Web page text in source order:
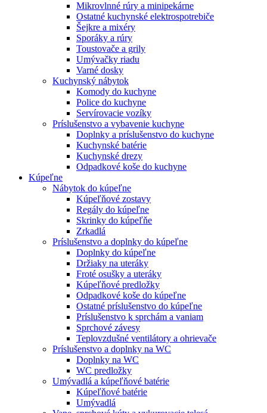
Mikrovlnné rúry a minipekárne
Ostatné kuchynské elektrospotrebiče
Šejkre a mixéry
Sporáky a rúry
Toustovače a grily
Umývačky riadu
Varné dosky
Kuchynský nábytok
Komody do kuchyne
Police do kuchyne
Servírovacie vozíky
Príslušenstvo a vybavenie kuchyne
Doplnky a príslušenstvo do kuchyne
Kuchynské batérie
Kuchynské drezy
Odpadkové koše do kuchyne
Kúpeľne
Nábytok do kúpeľne
Kúpeľňové zostavy
Regály do kúpeľne
Skrinky do kúpeľňe
Zrkadlá
Príslušenstvo a doplnky do kúpeľne
Doplnky do kúpeľne
Držiaky na uteráky
Froté osušky a uteráky
Kúpeľňové predložky
Odpadkové koše do kúpeľne
Ostatné príslušenstvo do kúpeľne
Príslušenstvo k sprchám a vaniam
Sprchové závesy
Teplovzdušné ventilátory a ohrievače
Príslušenstvo a doplnky na WC
Doplnky na WC
WC predložky
Umývadlá a kúpeľňové batérie
Kúpeľňové batérie
Umývadlá